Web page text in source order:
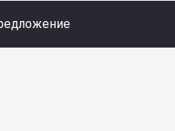
посетителя сайта,
и способа для контакта,